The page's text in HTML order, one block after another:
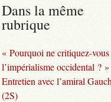
Dans la même
rubrique
« Pourquoi ne critiquez-
l’impérialisme occidental ? »
Entretien avec l’amiral
(2S)